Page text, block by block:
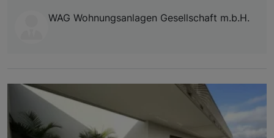
WAG Wohnungsanlagen Gesellschaft m.b.H.